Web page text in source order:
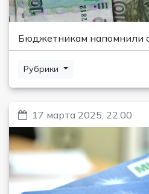
Бюджетникам напомнили
Рубрики
17 марта 2025, 22:00